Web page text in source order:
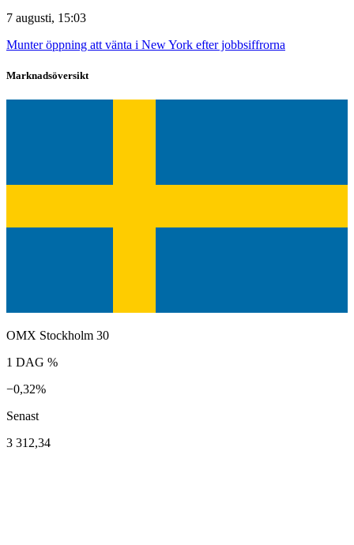
7 augusti, 15:03
Munter öppning att vänta i New York efter jobbsiffrorna
Marknadsöversikt
OMX Stockholm 30
1 DAG %
−0,32%
Senast
3 312,34